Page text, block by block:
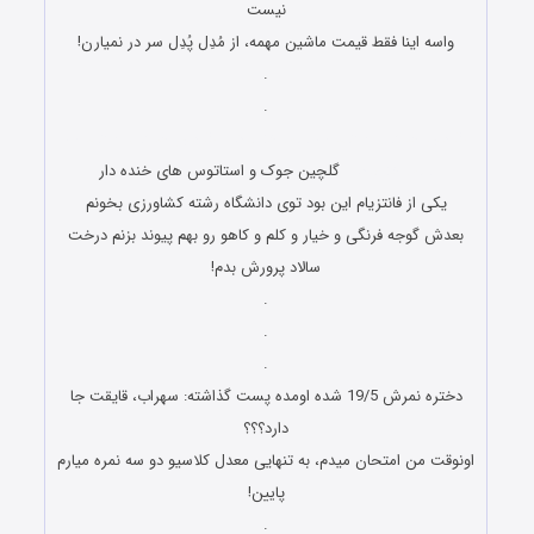
نیست
ﻭﺍﺳﻪ اینا ﻓﻘﻂ قیمت ماشین ﻣﻬﻤﻪ، ﺍﺯ ﻣُﺪِﻝ پُدِل ﺳﺮ در نمیارن!
.
.
گلچین جوک و استاتوس های خنده دار
یکی از فانتزیام این بود توی دانشگاه رشته کشاورزی بخونم
بعدش گوجه فرنگی و خیار و کلم و کاهو رو بهم پیوند بزنم درخت
سالاد پرورش بدم!
.
.
.
دختره نمرش 19/5 شده اومده پست گذاشته: سهراب، قایقت جا
دارد؟؟؟
اونوقت من امتحان میدم، به تنهایی معدل کلاسیو دو سه نمره میارم
پایین!
.